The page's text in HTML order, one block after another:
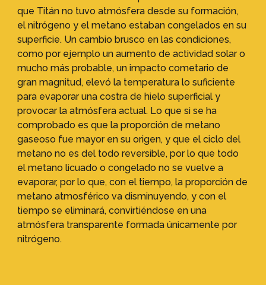
que Titán no tuvo atmósfera desde su formación,
el nitrógeno y el metano estaban congelados en su
superficie. Un cambio brusco en las condiciones,
como por ejemplo un aumento de actividad solar o
mucho más probable, un impacto cometario de
gran magnitud, elevó la temperatura lo suficiente
para evaporar una costra de hielo superficial y
provocar la atmósfera actual. Lo que si se ha
comprobado es que la proporción de metano
gaseoso fue mayor en su origen, y que el ciclo del
metano no es del todo reversible, por lo que todo
el metano licuado o congelado no se vuelve a
evaporar, por lo que, con el tiempo, la proporción de
metano atmosférico va disminuyendo, y con el
tiempo se eliminará, convirtiéndose en una
atmósfera transparente formada únicamente por
nitrógeno.